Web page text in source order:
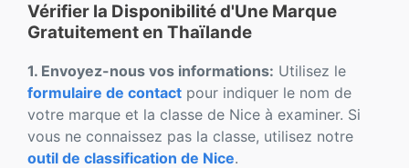
Vérifier la Disponibilité d'Une Marque
Gratuitement en Thaïlande
1. Envoyez-nous vos informations: Utilisez le
formulaire de contact pour indiquer le nom de
votre marque et la classe de Nice à examiner. Si
vous ne connaissez pas la classe, utilisez notre
outil de classification de Nice.